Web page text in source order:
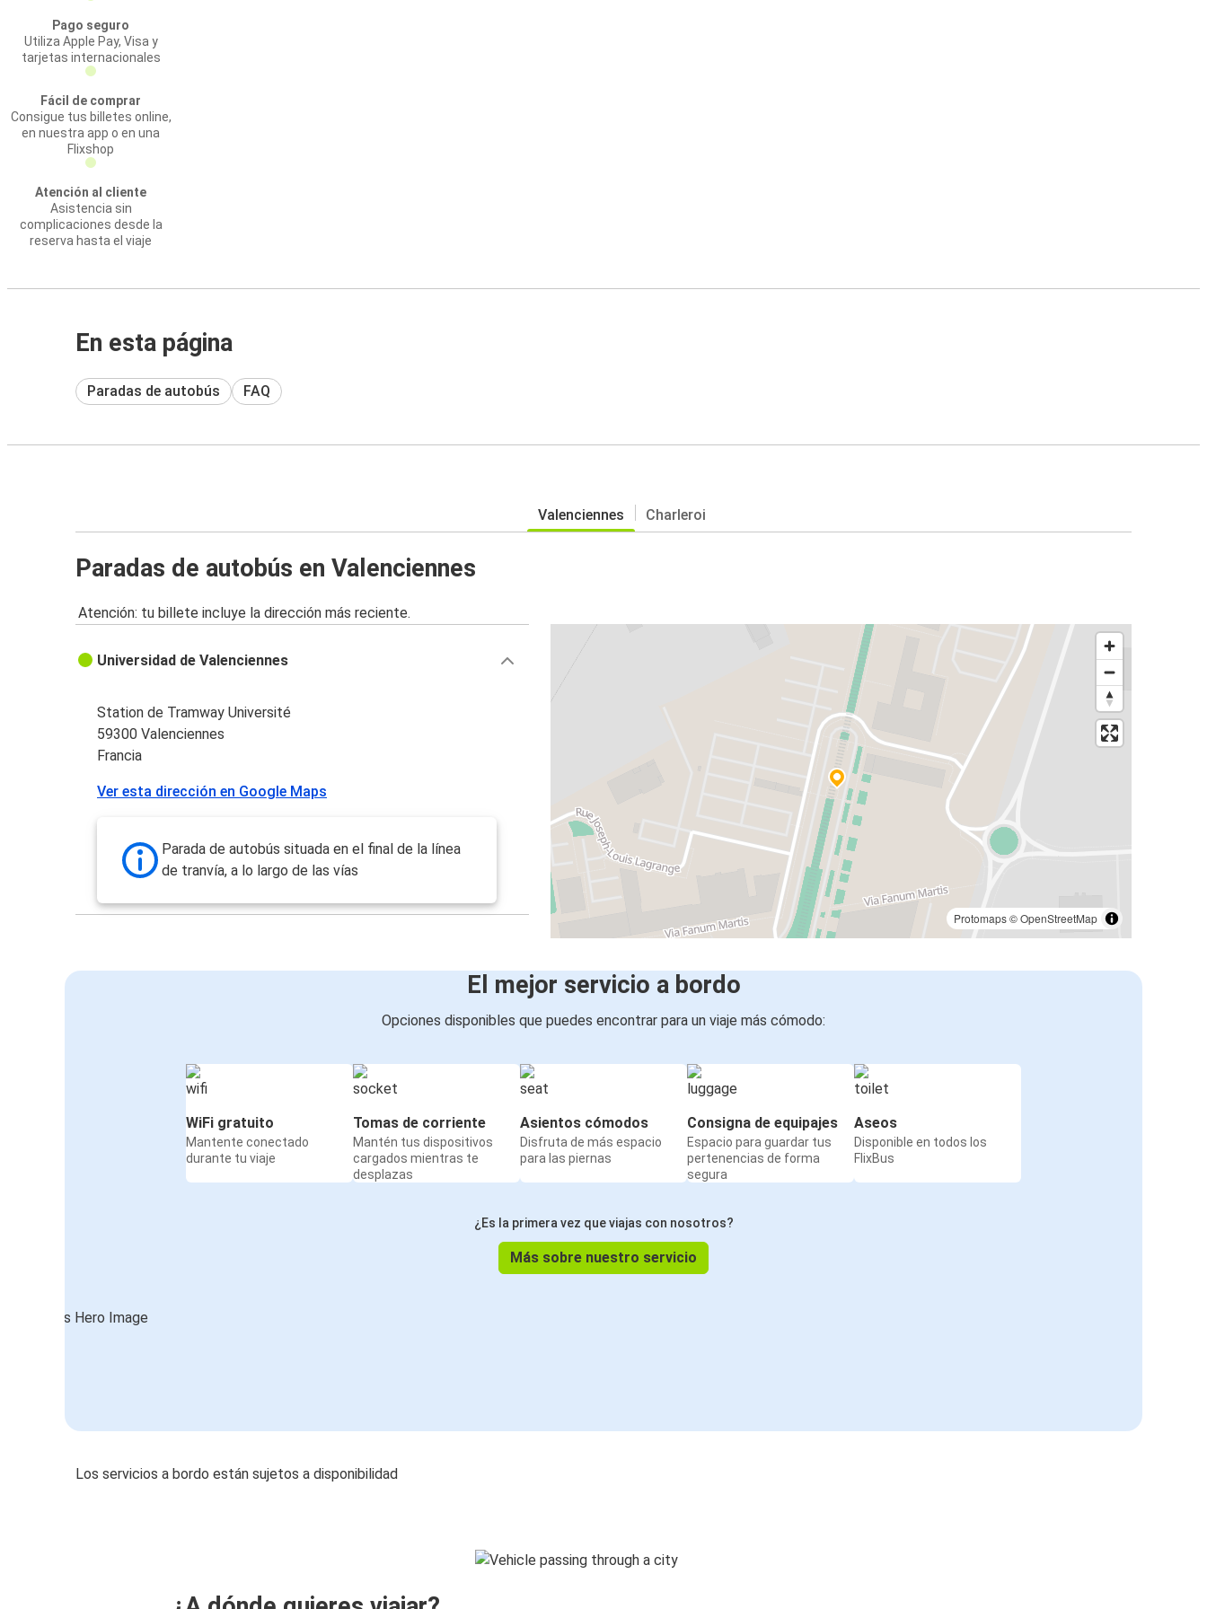
Pago seguro
Utiliza Apple Pay, Visa y
tarjetas internacionales
Fácil de comprar
Consigue tus billetes online,
en nuestra app o en una
Flixshop
Atención al cliente
Asistencia sin
complicaciones desde la
reserva hasta el viaje
En esta página
Paradas de autobús FAQ
Valenciennes Charleroi
Paradas de autobús en Valenciennes
Atención: tu billete incluye la dirección más reciente.
Protomaps©OpenStreetMap
Universidad de Valenciennes
Station de Tramway Université
59300 Valenciennes
Francia
Ver esta dirección en Google Maps
Parada de autobús situada en el final de la línea
de tranvía, a lo largo de las vías
El mejor servicio a bordo
Opciones disponibles que puedes encontrar para un viaje más cómodo:
WiFi gratuito
Mantente conectado
durante tu viaje
Tomas de corriente
Mantén tus dispositivos
cargados mientras te
desplazas
Asientos cómodos
Disfruta de más espacio
para las piernas
Consigna de equipajes
Espacio para guardar tus
pertenencias de forma
segura
Aseos
Disponible en todos los
FlixBus
¿Es la primera vez que viajas con nosotros?
Más sobre nuestro servicio
Los servicios a bordo están sujetos a disponibilidad